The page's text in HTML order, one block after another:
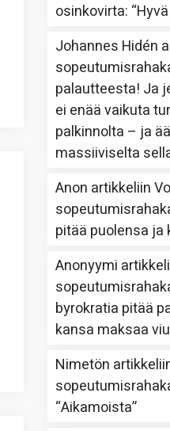
osinkovirta: “
Johannes Hidén
palautteesta! Ja
ei enää vaikuta
palkinnolta – ja
massiiviselta
Anon artikkeliin
pitää puolensa
Anonyymi
byrokratia pitää
kansa maksaa
Nimetön
“Aikamoista”